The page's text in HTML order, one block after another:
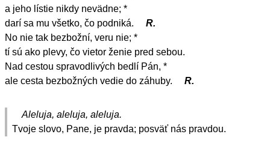
a jeho lístie nikdy nevädne; *
darí sa mu všetko, čo podniká.
R.
No nie tak bezbožní, veru nie; *
tí sú ako plevy, čo vietor ženie pred sebou.
Nad cestou spravodlivých bedlí Pán, *
ale cesta bezbožných vedie do záhuby.
R.
Aleluja, aleluja, aleluja.
Tvoje slovo, Pane, je pravda; posväť nás pravdou.